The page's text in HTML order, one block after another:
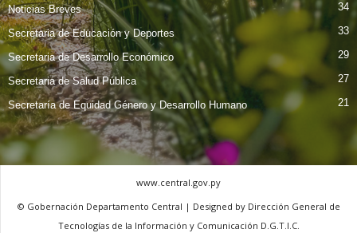
Noticias Breves 34
Secretaria de Educación y Deportes 33
Secretaria de Desarrollo Económico 29
Secretaria de Salud Pública 27
Secretaría de Equidad Género y Desarrollo Humano 21
www.central.gov.py
© Gobernación Departamento Central | Designed by Dirección General de
Tecnologías de la Información y Comunicación D.G.T.I.C.